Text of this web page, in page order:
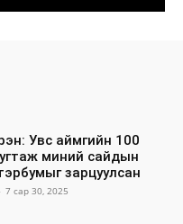
Увс аймгийн 100
миний сайдын
зарцуулсан
- 7 сар 30, 2025